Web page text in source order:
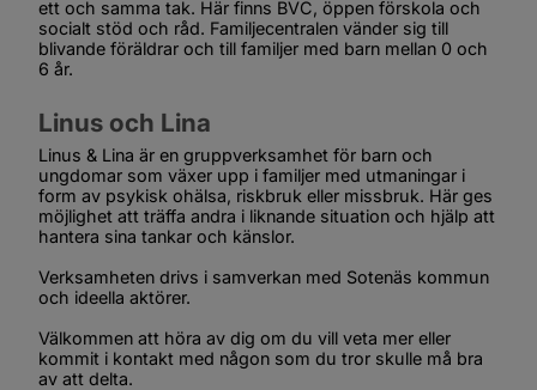
ett och samma tak. Här finns BVC, öppen förskola och
socialt stöd och råd. Familjecentralen vänder sig till
blivande föräldrar och till familjer med barn mellan 0 och
6 år.
Linus och Lina
Linus & Lina är en gruppverksamhet för barn och
ungdomar som växer upp i familjer med utmaningar i
form av psykisk ohälsa, riskbruk eller missbruk. Här ges
möjlighet att träffa andra i liknande situation och hjälp att
hantera sina tankar och känslor.
Verksamheten drivs i samverkan med Sotenäs kommun
och ideella aktörer.
Välkommen att höra av dig om du vill veta mer eller
kommit i kontakt med någon som du tror skulle må bra
av att delta.